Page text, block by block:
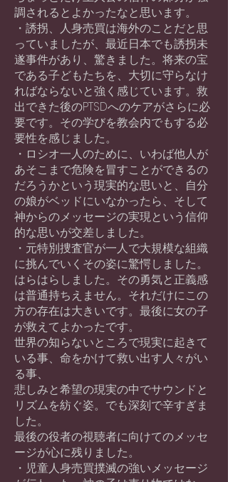
調されるとよかったなと思います。
・誘拐、人身売買は海外のことだと思
っていましたが、最近日本でも誘拐未
遂事件があり、驚きました。将来の宝
である子どもたちを、大切に守らなけ
ればならないと強く感じています。救
出できた後のPTSDへのケアがさらに必
要です。その学びを教会内でもする必
要性を感じました。
・ロシオ一人のために、いわば他人が
あそこまで危険を冒すことができるの
だろうかという現実的な思いと、自分
の娘がベッドにいなかったら、そして
神からのメッセージの実現という信仰
的な思いが交差しました。
・元特別捜査官が一人で大規模な組織
に挑んでいくその姿に驚愕しました。
はらはらしました。その勇気と正義感
は普通持ちえません。それだけにこの
方の存在は大きいです。最後に女の子
が救えてよかったです。
世界の知らないところで現実に起きて
いる事、命をかけて救い出す人々がい
る事、
悲しみと希望の現実の中でサウンドと
リズムを紡ぐ姿。でも深刻で辛すぎま
した。
最後の役者の視聴者に向けてのメッセ
ージが心に残りました。
・児童人身売買撲滅の強いメッセージ